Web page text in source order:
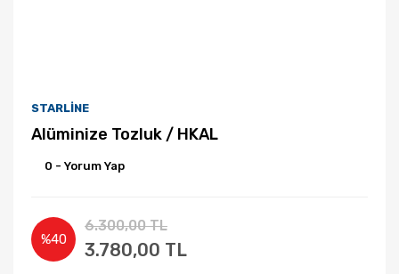
STARLİNE
Alüminize Tozluk / HKAL
0 - Yorum Yap
%40
6.300,00 TL
3.780,00 TL